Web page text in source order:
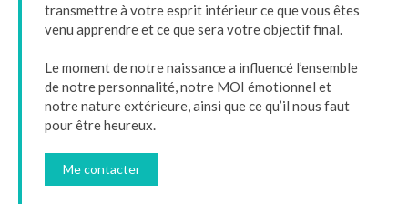
transmettre à votre esprit intérieur ce que vous êtes
venu apprendre et ce que sera votre objectif final.
Le moment de notre naissance a influencé l’ensemble
de notre personnalité, notre MOI émotionnel et
notre nature extérieure, ainsi que ce qu’il nous faut
pour être heureux.
Me contacter